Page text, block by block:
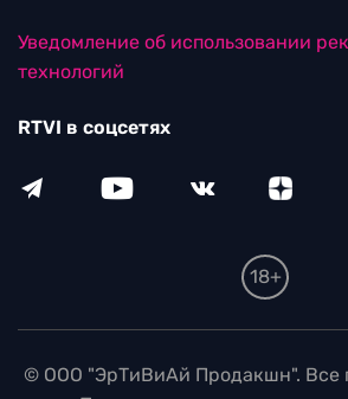
Уведомление об использовании
технологий
RTVI в соцсетях
18+
© ООО "ЭрТиВиАй Продакшн". Все